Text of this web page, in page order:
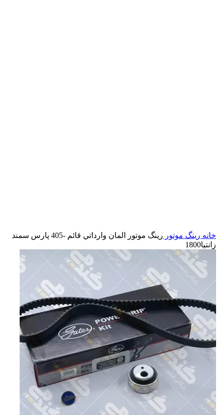
خانه رینگ موتور
رينگ موتور المان وارداتي قائم -405 پارس سمند
زانتيا1800